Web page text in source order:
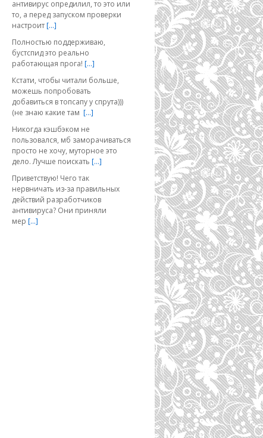
антивирус опредилил, то это или
то, а перед запуском проверки
настроит[…]
Полностью поддерживаю,
бустспид это реально
работающая прога! […]
Кстати, чтобы читали больше,
можешь попробовать
добавиться в топсапу у спрута)))
(не знаю какие там […]
Никогда кэшбэком не
пользовался, мб заморачиваться
просто не хочу, муторное это
дело. Лучше поискать […]
Приветствую! Чего так
нервничать из-за правильных
действий разработчиков
антивируса? Они приняли
мер […]